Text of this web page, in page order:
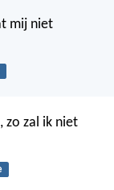
mij niet
zo zal ik niet